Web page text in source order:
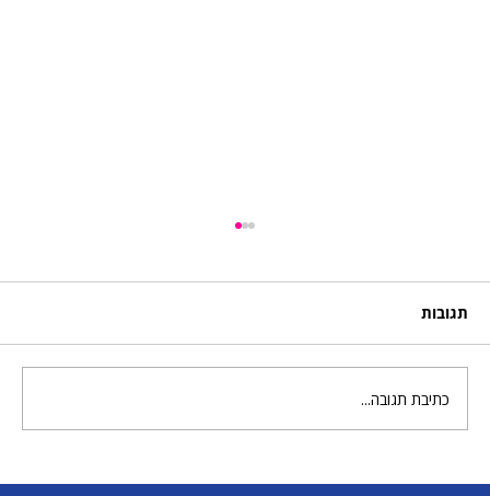
"פרצופי פירות הדר"
תגובות
כתיבת תגובה...